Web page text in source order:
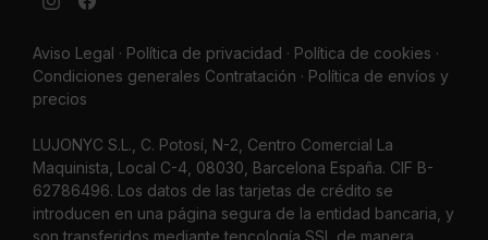
Aviso Legal · Política de privacidad · Política de cookies ·
Condiciones generales Contratación · Política de envíos y
precios
LUJONYC S.L., C. Potosí, N-2, Centro Comercial La
Maquinista, Local C-4, 08030, Barcelona España. CIF B-
62786496. Los datos de las tarjetas de crédito se
introducen en una página segura de la entidad bancaria, y
son transferidos mediante tencología SSL de manera